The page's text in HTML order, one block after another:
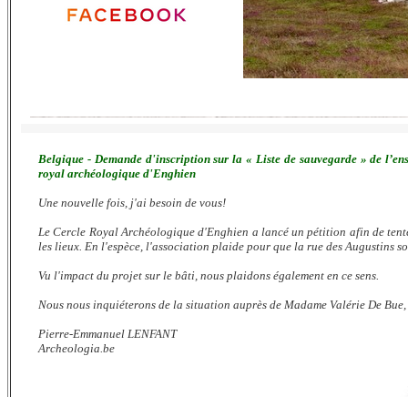
Belgique - Demande d'inscription sur la « Liste de sauvegarde » de
royal archéologique d'Enghien
Une nouvelle fois, j'ai besoin de vous!
Le Cercle Royal Archéologique d'Enghien a lancé un pétition afin de
les lieux. En l'espèce, l'association plaide pour que la rue des Augustins
Vu l'impact du projet sur le bâti, nous plaidons également en ce sens.
Nous nous inquiéterons de la situation auprès de Madame Valérie De
Pierre-Emmanuel LENFANT
Archeologia.be